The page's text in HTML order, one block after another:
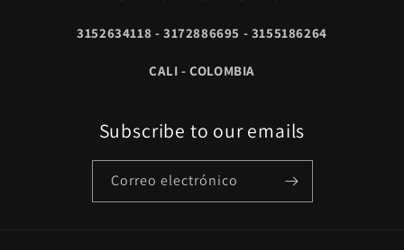
3152634118 - 3172886695 - 3155186264
CALI - COLOMBIA
Subscribe to our emails
Correo electrónico